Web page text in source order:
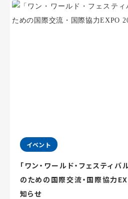
イベント
「ワン・ワールド・フェステ
のための国際交流・国際協力
知らせ